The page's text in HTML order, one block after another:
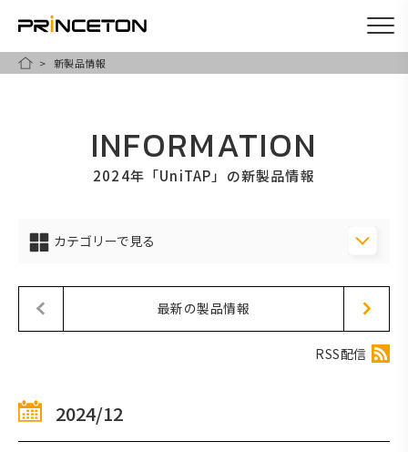
HOME新製品情報
INFORMATION
2024年「UniTAP」の新製品情報
カテゴリーで見る
最新の製品情報
RSS配信
2024/12